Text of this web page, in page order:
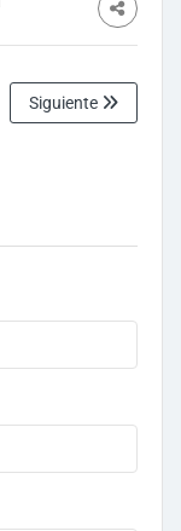
Siguiente